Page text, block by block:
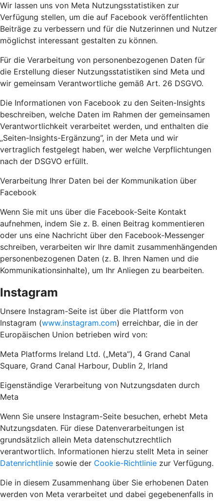
Wir lassen uns von Meta Nutzungsstatistiken zur
Verfügung stellen, um die auf Facebook veröffentlichten
Beiträge zu verbessern und für die Nutzerinnen und Nutzer
möglichst interessant gestalten zu können.
Für die Verarbeitung von personenbezogenen Daten für
die Erstellung dieser Nutzungsstatistiken sind Meta und
wir gemeinsam Verantwortliche gemäß Art. 26 DSGVO.
Die Informationen von Facebook zu den Seiten-Insights
beschreiben, welche Daten im Rahmen der gemeinsamen
Verantwortlichkeit verarbeitet werden, und enthalten die
„Seiten-Insights-Ergänzung”, in der Meta und wir
vertraglich festgelegt haben, wer welche Verpflichtungen
nach der DSGVO erfüllt.
Verarbeitung Ihrer Daten bei der Kommunikation über
Facebook
Wenn Sie mit uns über die Facebook-Seite Kontakt
aufnehmen, indem Sie z. B. einen Beitrag kommentieren
oder uns eine Nachricht über den Facebook-Messenger
schreiben, verarbeiten wir Ihre damit zusammenhängenden
personenbezogenen Daten (z. B. Ihren Namen und die
Kommunikationsinhalte), um Ihr Anliegen zu bearbeiten.
Instagram
Unsere Instagram-Seite ist über die Plattform von
Instagram (www.instagram.com) erreichbar, die in der
Europäischen Union betrieben wird von:
Meta Platforms Ireland Ltd. („Meta”), 4 Grand Canal
Square, Grand Canal Harbour, Dublin 2, Irland
Eigenständige Verarbeitung von Nutzungsdaten durch
Meta
Wenn Sie unsere Instagram-Seite besuchen, erhebt Meta
Nutzungsdaten. Für diese Datenverarbeitungen ist
grundsätzlich allein Meta datenschutzrechtlich
verantwortlich. Informationen hierzu stellt Meta in seiner
Datenrichtlinie sowie der Cookie-Richtlinie zur Verfügung.
Die in diesem Zusammenhang über Sie erhobenen Daten
werden von Meta verarbeitet und dabei gegebenenfalls in